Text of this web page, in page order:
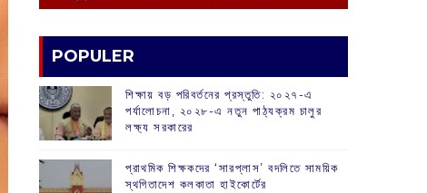
POPULER
শিক্ষায় বড় পরিবর্তনের প্রস্তুতি: ২০২৭-এ
পর্যালোচনা, ২০২৮-এ নতুন পাঠ্যক্রম চালুর
লক্ষ্য সরকারের
প্রাথমিক শিক্ষকদের ‘সারপ্লাস’ বদলিতে সাময়িক
স্থগিতাদেশ কলকাতা হাইকোর্টের